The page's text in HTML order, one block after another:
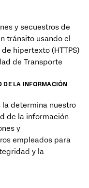
y secuestros de
tránsito usando el
hipertexto (HTTPS)
de Transporte
DE LA INFORMACIÓN
determina nuestro
de la información
y
empleados para
y la